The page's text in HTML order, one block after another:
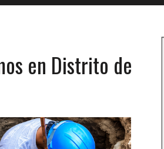
en Distrito de